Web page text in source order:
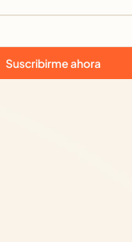
Suscribirme ahora